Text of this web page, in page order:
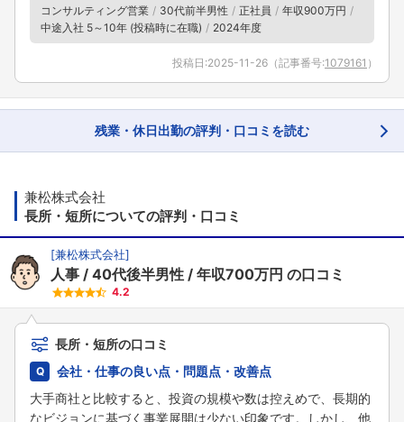
コンサルティング営業 30代前半男性 正社員
年収900万円
中途入社 5～10年 (投稿時に在職)
2024年度
投稿日:2025-11-26 （記事番号:1079161 ）
残業・休日出勤の評判・口コミを読む
兼松株式会社
長所・短所についての評判・口コミ
[兼松株式会社]
人事 40代後半男性 年収700万円 の口コミ
4.2
長所・短所の口コミ
会社・仕事の良い点・問題点・改善点
大手商社と比較すると、投資の規模や数は控えめで、長期的
なビジョンに基づく事業展開は少ない印象です。しかし、他